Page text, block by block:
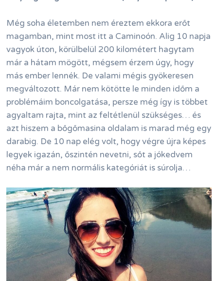
Még soha életemben nem éreztem ekkora erőt
magamban, mint most itt a Caminoón. Alig 10 napja
vagyok úton, körülbelül 200 kilométert hagytam
már a hátam mögött, mégsem érzem úgy, hogy
más ember lennék. De valami mégis gyökeresen
megváltozott. Már nem kötötte le minden időm a
problémáim boncolgatása, persze még így is többet
agyaltam rajta, mint az feltétlenül szükséges… és
azt hiszem a bőgőmasina oldalam is marad még egy
darabig. De 10 nap elég volt, hogy végre újra képes
legyek igazán, őszintén nevetni, sőt a jókedvem
néha már a nem normális kategóriát is súrolja…